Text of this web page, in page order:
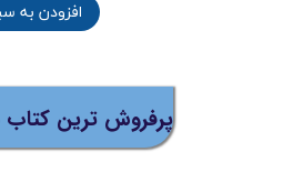
افزودن به
پرفروش ترین کتاب